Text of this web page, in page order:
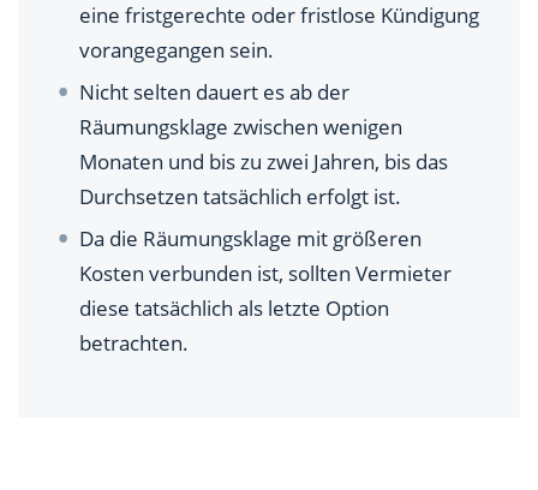
eine fristgerechte oder fristlose Kündigung
vorangegangen sein.
Nicht selten dauert es ab der
Räumungsklage zwischen wenigen
Monaten und bis zu zwei Jahren, bis das
Durchsetzen tatsächlich erfolgt ist.
Da die Räumungsklage mit größeren
Kosten verbunden ist, sollten Vermieter
diese tatsächlich als letzte Option
betrachten.